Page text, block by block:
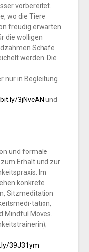
vorbereitet.
wo die Tiere
freudig erwarten.
die wolligen
Schafe
werden. Die
nur in Begleitung
3jNvcAN und
und formale
Erhalt und zur
Im
konkrete
Sitzmeditation
tation,
Mindful Moves.
39J31ym